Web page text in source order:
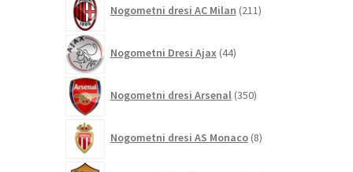
Nogometni dresi AC Milan 211izdelkov
Nogometni Dresi Ajax 44izdelkov
Nogometni dresi Arsenal 350izdelkov
Nogometni dresi AS Monaco 8izdelkov